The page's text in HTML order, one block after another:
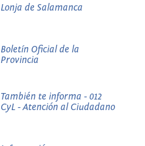
Lonja de Salamanca
Boletín Oficial de la
Provincia
También te informa - 012
CyL - Atención al Ciudadano